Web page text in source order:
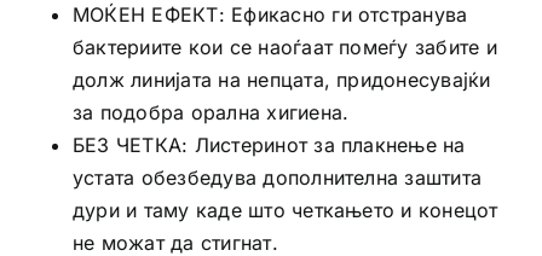
МОЌЕН ЕФЕКТ: Ефикасно ги отстранува
бактериите кои се наоѓаат помеѓу забите и
долж линијата на непцата, придонесувајќи
за подобра орална хигиена.
БЕЗ ЧЕТКА: Листеринот за плакнење на
устата обезбедува дополнителна заштита
дури и таму каде што четкањето и конецот
не можат да стигнат.